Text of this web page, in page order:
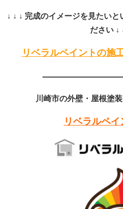
↓ ↓ ↓ 完成のイメージを見たい
ださい ↓
リベラルペイントの施
川崎市の外壁・屋根塗
リベラルペイ